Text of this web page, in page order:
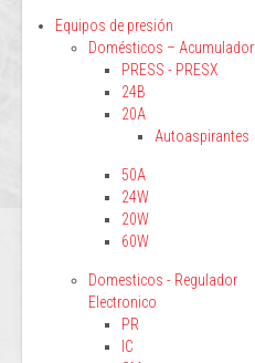
Equipos de presión
Domésticos – Acumulador
PRESS - PRESX
24B
20A
Autoaspirantes
50A
24W
20W
60W
Domesticos - Regulador
Electronico
PR
IC